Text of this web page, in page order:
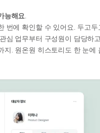
능해요.
번에 확인할 수 있어요. 두고두
심 업무부터 구성원이 담당하
지. 원온원 히스토리도 한 눈에